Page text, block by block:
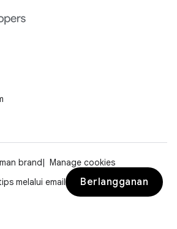
brand
Manage cookies
melalui email
Berlangganan